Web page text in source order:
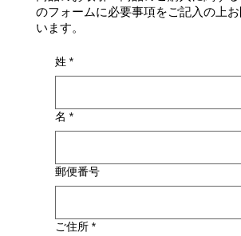
姓 *
名 *
郵便番号
ご住所 *
のフォームに必要事項をご記入の上
います。